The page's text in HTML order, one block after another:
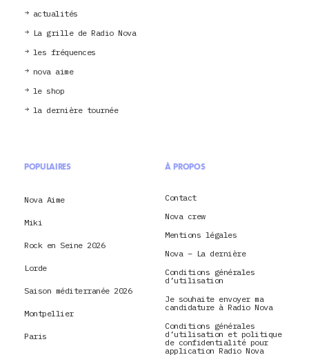
actualités
La grille de Radio Nova
les fréquences
nova aime
le shop
la dernière tournée
POPULAIRES
Nova Aime
Miki
Rock en Seine 2026
Lorde
Saison méditerranée 2026
Montpellier
Paris
À PROPOS
Contact
Nova crew
Mentions légales
Nova – La dernière
Conditions générales
d’utilisation
Je souhaite envoyer ma
candidature à Radio Nova
Conditions générales
d’utilisation et politique
de confidentialité pour
application Radio Nova